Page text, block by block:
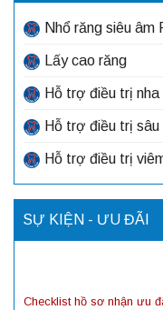
Nhổ răng siêu âm
Lấy cao răng
Hỗ trợ điều trị nha
Hỗ trợ điều trị sâu
Hỗ trợ điều trị
SỰ KIỆN - ƯU ĐÃI
Checklist hồ sơ nhận ưu